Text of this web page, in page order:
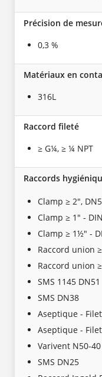
Précision de
0,3 %
Matériaux en
316L
Raccord fileté
≥ G¼, ≥ ¼ NPT
Raccords
Clamp ≥ 2",
Clamp ≥ 1" -
Clamp ≥ 1½" -
Raccord union
Raccord union
SMS 1145 DN51
SMS DN38
Aseptique -
Aseptique -
Varivent N50-40
SMS DN25